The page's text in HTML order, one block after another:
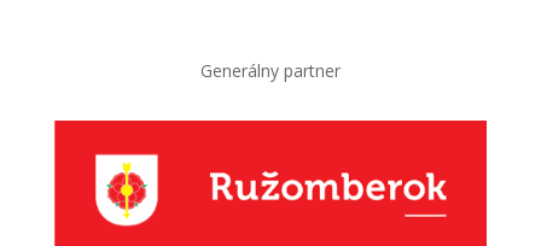
Generálny partner